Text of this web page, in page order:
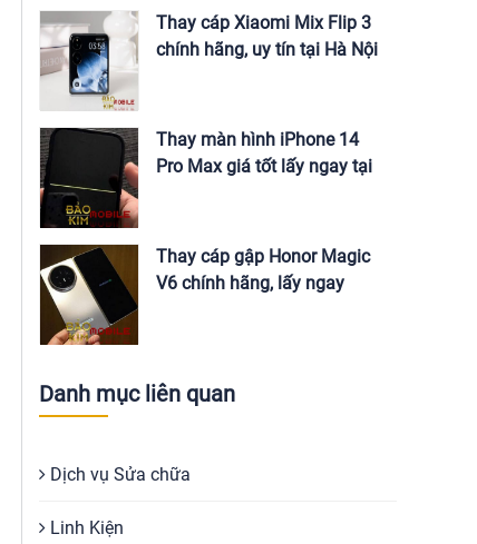
Thay cáp Xiaomi Mix Flip 3
chính hãng, uy tín tại Hà Nội
Thay màn hình iPhone 14
Pro Max giá tốt lấy ngay tại
Thay cáp gập Honor Magic
V6 chính hãng, lấy ngay
Danh mục liên quan
Dịch vụ Sửa chữa
Linh Kiện